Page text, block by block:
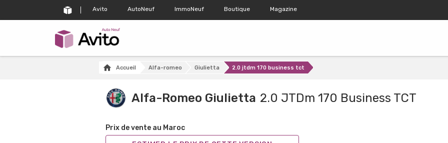
Avito AutoNeuf ImmoNeuf Boutique Magazine
Accueil Alfa-romeo Giulietta 2.0 jtdm 170 business tct
Alfa-Romeo Giulietta 2.0 JTDm 170 Business TCT
Prix de vente au Maroc